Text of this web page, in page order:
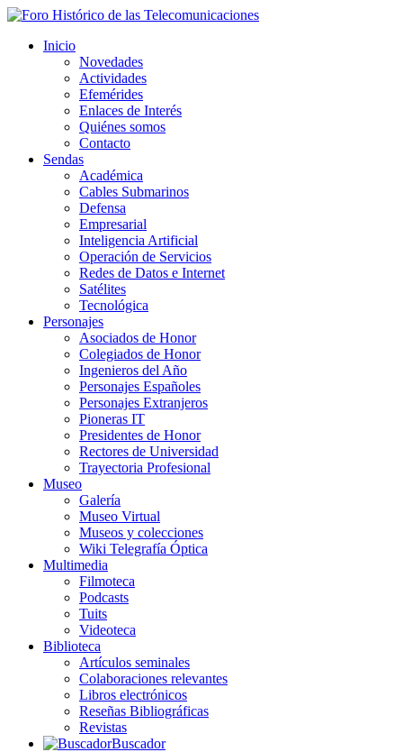
Inicio
Novedades
Actividades
Efemérides
Enlaces de Interés
Quiénes somos
Contacto
Sendas
Académica
Cables Submarinos
Defensa
Empresarial
Inteligencia Artificial
Operación de Servicios
Redes de Datos e Internet
Satélites
Tecnológica
Personajes
Asociados de Honor
Colegiados de Honor
Ingenieros del Año
Personajes Españoles
Personajes Extranjeros
Pioneras IT
Presidentes de Honor
Rectores de Universidad
Trayectoria Profesional
Museo
Galería
Museo Virtual
Museos y colecciones
Wiki Telegrafía Óptica
Multimedia
Filmoteca
Podcasts
Tuits
Videoteca
Biblioteca
Artículos seminales
Colaboraciones relevantes
Libros electrónicos
Reseñas Bibliográficas
Revistas
Buscador